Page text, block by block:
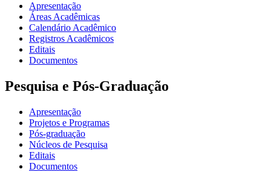
Apresentação
Áreas Acadêmicas
Calendário Acadêmico
Registros Acadêmicos
Editais
Documentos
Pesquisa e Pós-Graduação
Apresentação
Projetos e Programas
Pós-graduação
Núcleos de Pesquisa
Editais
Documentos